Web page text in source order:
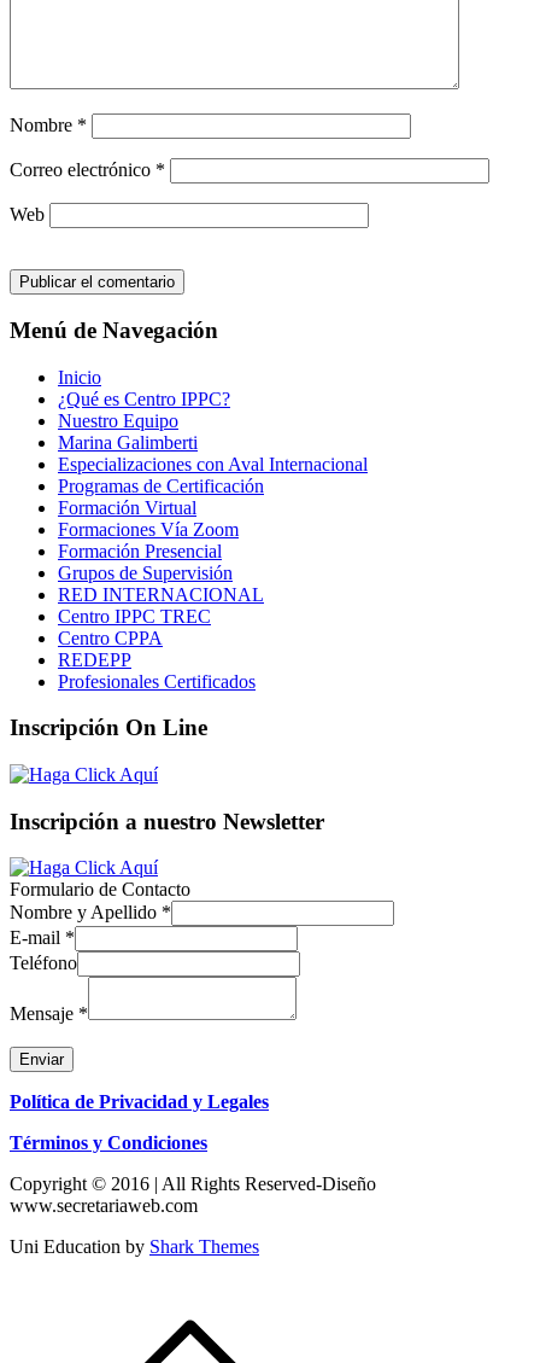
Nombre *
Correo electrónico *
Web
Menú de Navegación
Inicio
¿Qué es Centro IPPC?
Nuestro Equipo
Marina Galimberti
Especializaciones con Aval Internacional
Programas de Certificación
Formación Virtual
Formaciones Vía Zoom
Formación Presencial
Grupos de Supervisión
RED INTERNACIONAL
Centro IPPC TREC
Centro CPPA
REDEPP
Profesionales Certificados
Inscripción On Line
Inscripción a nuestro Newsletter
Formulario de Contacto
Nombre y Apellido *
E-mail *
Teléfono
Mensaje *
Enviar
Política de Privacidad y Legales
Términos y Condiciones
Copyright © 2016 | All Rights Reserved-Diseño
www.secretariaweb.com
Uni Education by Shark Themes